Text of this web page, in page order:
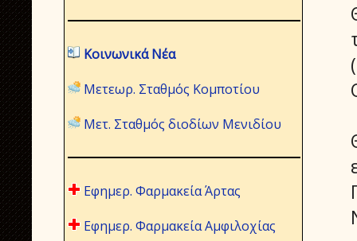
Κοινωνικά Νέα
Μετεωρ. Σταθμός Κομποτίου
Μετ. Σταθμός διοδίων Μενιδίου
Εφημερ. Φαρμακεία Άρτας
Εφημερ. Φαρμακεία Αμφιλοχίας